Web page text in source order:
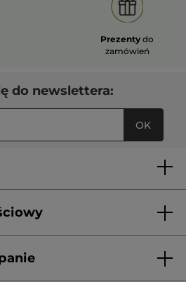
Prezenty do
zamówień
do newslettera:
OK